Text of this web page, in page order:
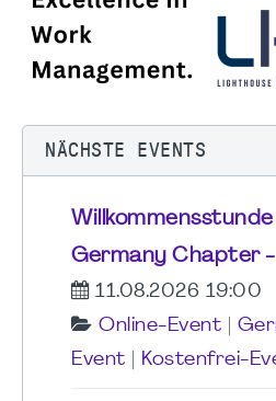
NÄCHSTE EVENTS
Willkommensstunde
Germany Chapter
11.08.2026 19:00
Online-Event
Event
Kostenfrei-